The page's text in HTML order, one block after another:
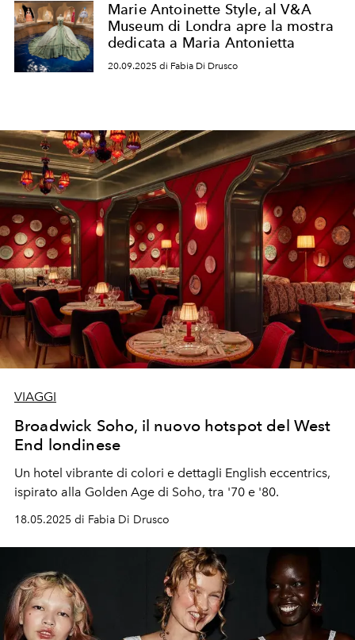
Marie Antoinette Style, al V&A
Museum di Londra apre la mostra
dedicata a Maria Antonietta
20.09.2025 di Fabia Di Drusco
VIAGGI
Broadwick Soho, il nuovo hotspot del West
End londinese
Un hotel vibrante di colori e dettagli English eccentrics,
ispirato alla Golden Age di Soho, tra '70 e '80.
18.05.2025 di Fabia Di Drusco